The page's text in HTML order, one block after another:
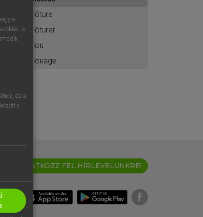
clôture
clôturer
clou
clouage
IRATKOZZ FEL HÍRLEVELÜNKRE!
a
is
és a
a